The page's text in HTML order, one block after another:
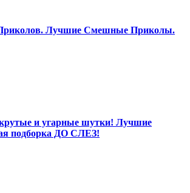
Лучшие Смешные Приколы.
и угарные шутки! Лучшие
подборка ДО СЛЕЗ!